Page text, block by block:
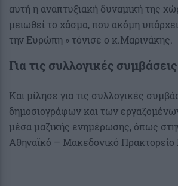
αυτή η αναπτυξιακή δυναμική της
μειωθεί το χάσμα, που ακόμη
την Ευρώπη » τόνισε ο κ.Μαρινάκης.
Για τις συλλογικές συμβάσεις
Και μίλησε για τις συλλογικές
δημοσιογράφων και των
μέσα μαζικής ενημέρωσης, όπως
Αθηναϊκό – Μακεδονικό Πρακτορείο